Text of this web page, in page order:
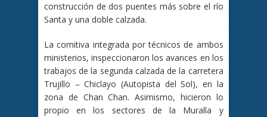
construcción de dos puentes más sobre el río
Santa y una doble calzada.
La comitiva integrada por técnicos de ambos
ministerios, inspeccionaron los avances en los
trabajos de la segunda calzada de la carretera
Trujillo – Chiclayo (Autopista del Sol), en la
zona de Chan Chan. Asimismo, hicieron lo
propio en los sectores de la Muralla y